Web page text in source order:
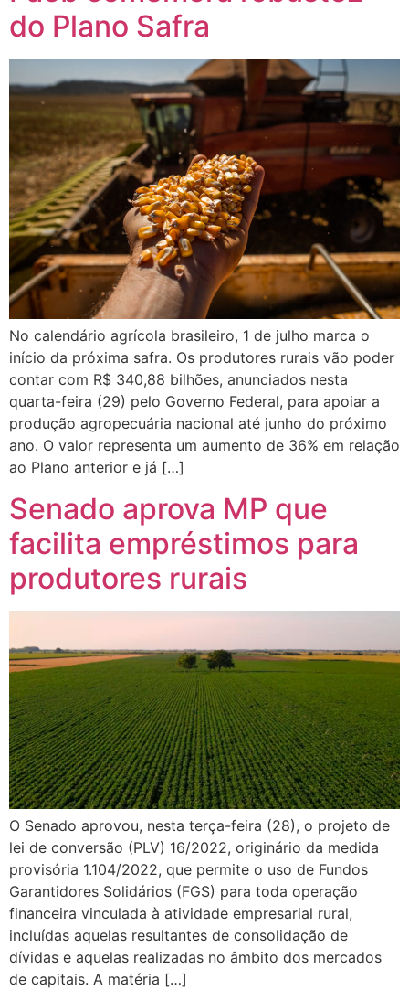
do Plano Safra
No calendário agrícola brasileiro, 1 de julho marca o
início da próxima safra. Os produtores rurais vão poder
contar com R$ 340,88 bilhões, anunciados nesta
quarta-feira (29) pelo Governo Federal, para apoiar a
produção agropecuária nacional até junho do próximo
ano. O valor representa um aumento de 36% em relação
ao Plano anterior e já […]
Senado aprova MP que
facilita empréstimos para
produtores rurais
O Senado aprovou, nesta terça-feira (28), o projeto de
lei de conversão (PLV) 16/2022, originário da medida
provisória 1.104/2022, que permite o uso de Fundos
Garantidores Solidários (FGS) para toda operação
financeira vinculada à atividade empresarial rural,
incluídas aquelas resultantes de consolidação de
dívidas e aquelas realizadas no âmbito dos mercados
de capitais. A matéria […]